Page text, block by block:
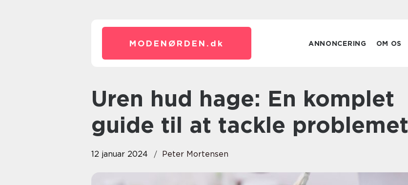
MODENØRDEN. dk ANNONCERING OM OS
Uren hud hage: En komplet
guide til at tackle problemet
12 januar 2024 Peter Mortensen